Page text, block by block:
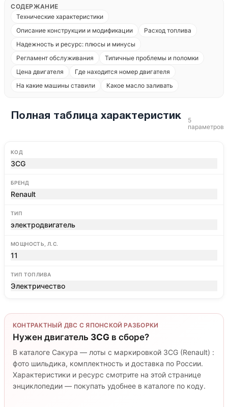
СОДЕРЖАНИЕ
Технические характеристики
Описание конструкции и модификации
Расход топлива
Надежность и ресурс: плюсы и минусы
Регламент обслуживания
Типичные проблемы и поломки
Цена двигателя
Где находится номер двигателя
На какие машины ставили
Какое масло заливать
Полная таблица характеристик
5
параметров
КОД
3CG
БРЕНД
Renault
ТИП
электродвигатель
МОЩНОСТЬ, Л.С.
11
ТИП ТОПЛИВА
Электричество
КОНТРАКТНЫЙ ДВС С ЯПОНСКОЙ РАЗБОРКИ
Нужен двигатель 3CG в сборе?
В каталоге Сакура — лоты с маркировкой 3CG (Renault) :
фото шильдика, комплектность и доставка по России.
Характеристики и ресурс смотрите на этой странице
энциклопедии — покупать удобнее в каталоге по коду.